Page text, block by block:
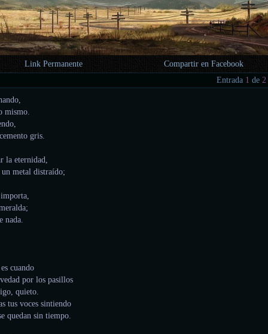
Link Permanente
Compartir en Facebook
Entrada 1 de 2
mismo.
gris.
la eternidad,
metal distraído;
nada.
cuando
por los pasillos
quieto.
tus voces sintiendo
quedan sin tiempo.